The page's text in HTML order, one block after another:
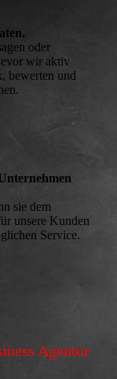
oder
wir aktiv
bewerten und
sie dem
unsere Kunden
Service.
Agentur